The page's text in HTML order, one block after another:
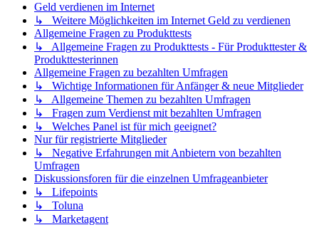
Geld verdienen im Internet
↳ Weitere Möglichkeiten im Internet Geld zu verdienen
Allgemeine Fragen zu Produkttests
↳ Allgemeine Fragen zu Produkttests - Für Produkttester &
Produkttesterinnen
Allgemeine Fragen zu bezahlten Umfragen
↳ Wichtige Informationen für Anfänger & neue Mitglieder
↳ Allgemeine Themen zu bezahlten Umfragen
↳ Fragen zum Verdienst mit bezahlten Umfragen
↳ Welches Panel ist für mich geeignet?
Nur für registrierte Mitglieder
↳ Negative Erfahrungen mit Anbietern von bezahlten
Umfragen
Diskussionsforen für die einzelnen Umfrageanbieter
↳ Lifepoints
↳ Toluna
↳ Marketagent